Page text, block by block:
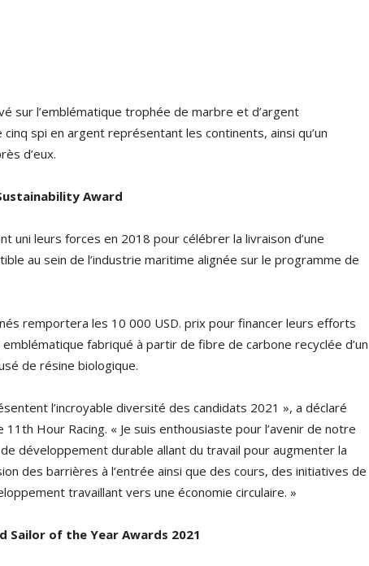
sur l’emblématique trophée de marbre et d’argent
spi en argent représentant les continents, ainsi qu’un
d’eux.
Award
uni leurs forces en 2018 pour célébrer la livraison d’une
au sein de l’industrie maritime alignée sur le programme de
remportera les 10 000 USD. prix pour financer leurs efforts
fabriqué à partir de fibre de carbone recyclée d’un
de résine biologique.
l’incroyable diversité des candidats 2021 », a déclaré
Hour Racing. « Je suis enthousiaste pour l’avenir de notre
développement durable allant du travail pour augmenter la
des barrières à l’entrée ainsi que des cours, des initiatives de
travaillant vers une économie circulaire. »
Sailor of the Year Awards 2021